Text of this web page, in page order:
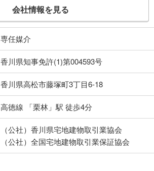
会社情報を見る
専任媒介
香川県知事免許(1)第004593号
香川県高松市藤塚町3丁目6-18
高徳線 「栗林」駅 徒歩4分
（公社）香川県宅地建物取引業協会
（公社）全国宅地建物取引業保証協会